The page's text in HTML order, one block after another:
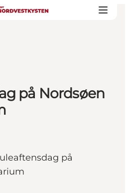
ferie
på Nordsøen
på